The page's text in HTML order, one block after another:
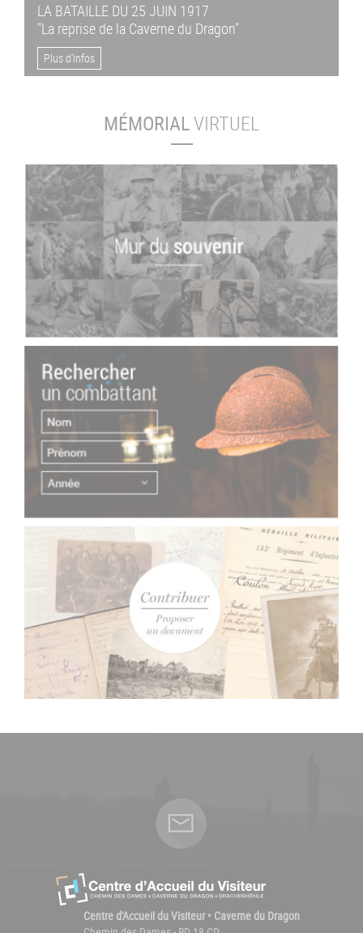
LA BATAILLE DU 25 JUIN 1917
"La reprise de la Caverne du Dragon"
Plus d'infos
MÉMORIALVIRTUEL
Centre d'Accueil du Visiteur • Caverne du Dragon